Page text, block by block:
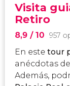
Visita
Retiro
8,9 / 10 957
En este tour
anécdotas del
Además,